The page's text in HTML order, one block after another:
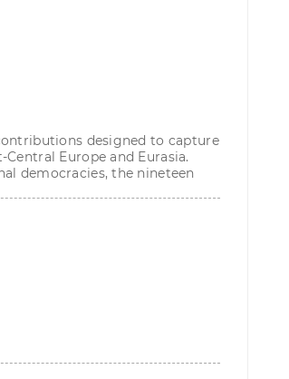
designed to capture
Europe and Eurasia.
democracies, the nineteen